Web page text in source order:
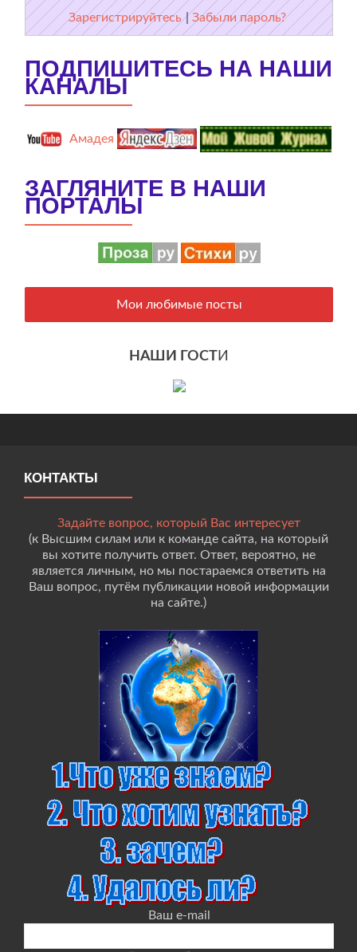
Зарегистрируйтесь |Забыли пароль?
ПОДПИШИТЕСЬ НА НАШИ
КАНАЛЫ
Амадея
ЗАГЛЯНИТЕ В НАШИ
ПОРТАЛЫ
Мои любимые посты
НАШИ ГОСТИ
КОНТАКТЫ
Задайте вопрос, который Вас интересует
(к Высшим силам или к команде сайта, на который
вы хотите получить ответ. Ответ, вероятно, не
является личным, но мы постараемся ответить на
Ваш вопрос, путём публикации новой информации
на сайте.)
Ваш e-mail